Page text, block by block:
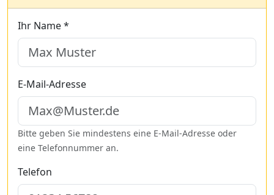
Ihr Name *
E-Mail-Adresse
Bitte geben Sie mindestens eine E-Mail-Adresse oder
eine Telefonnummer an.
Telefon